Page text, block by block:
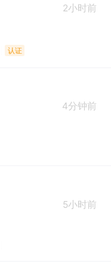
2小时前
认证
4分钟前
5小时前